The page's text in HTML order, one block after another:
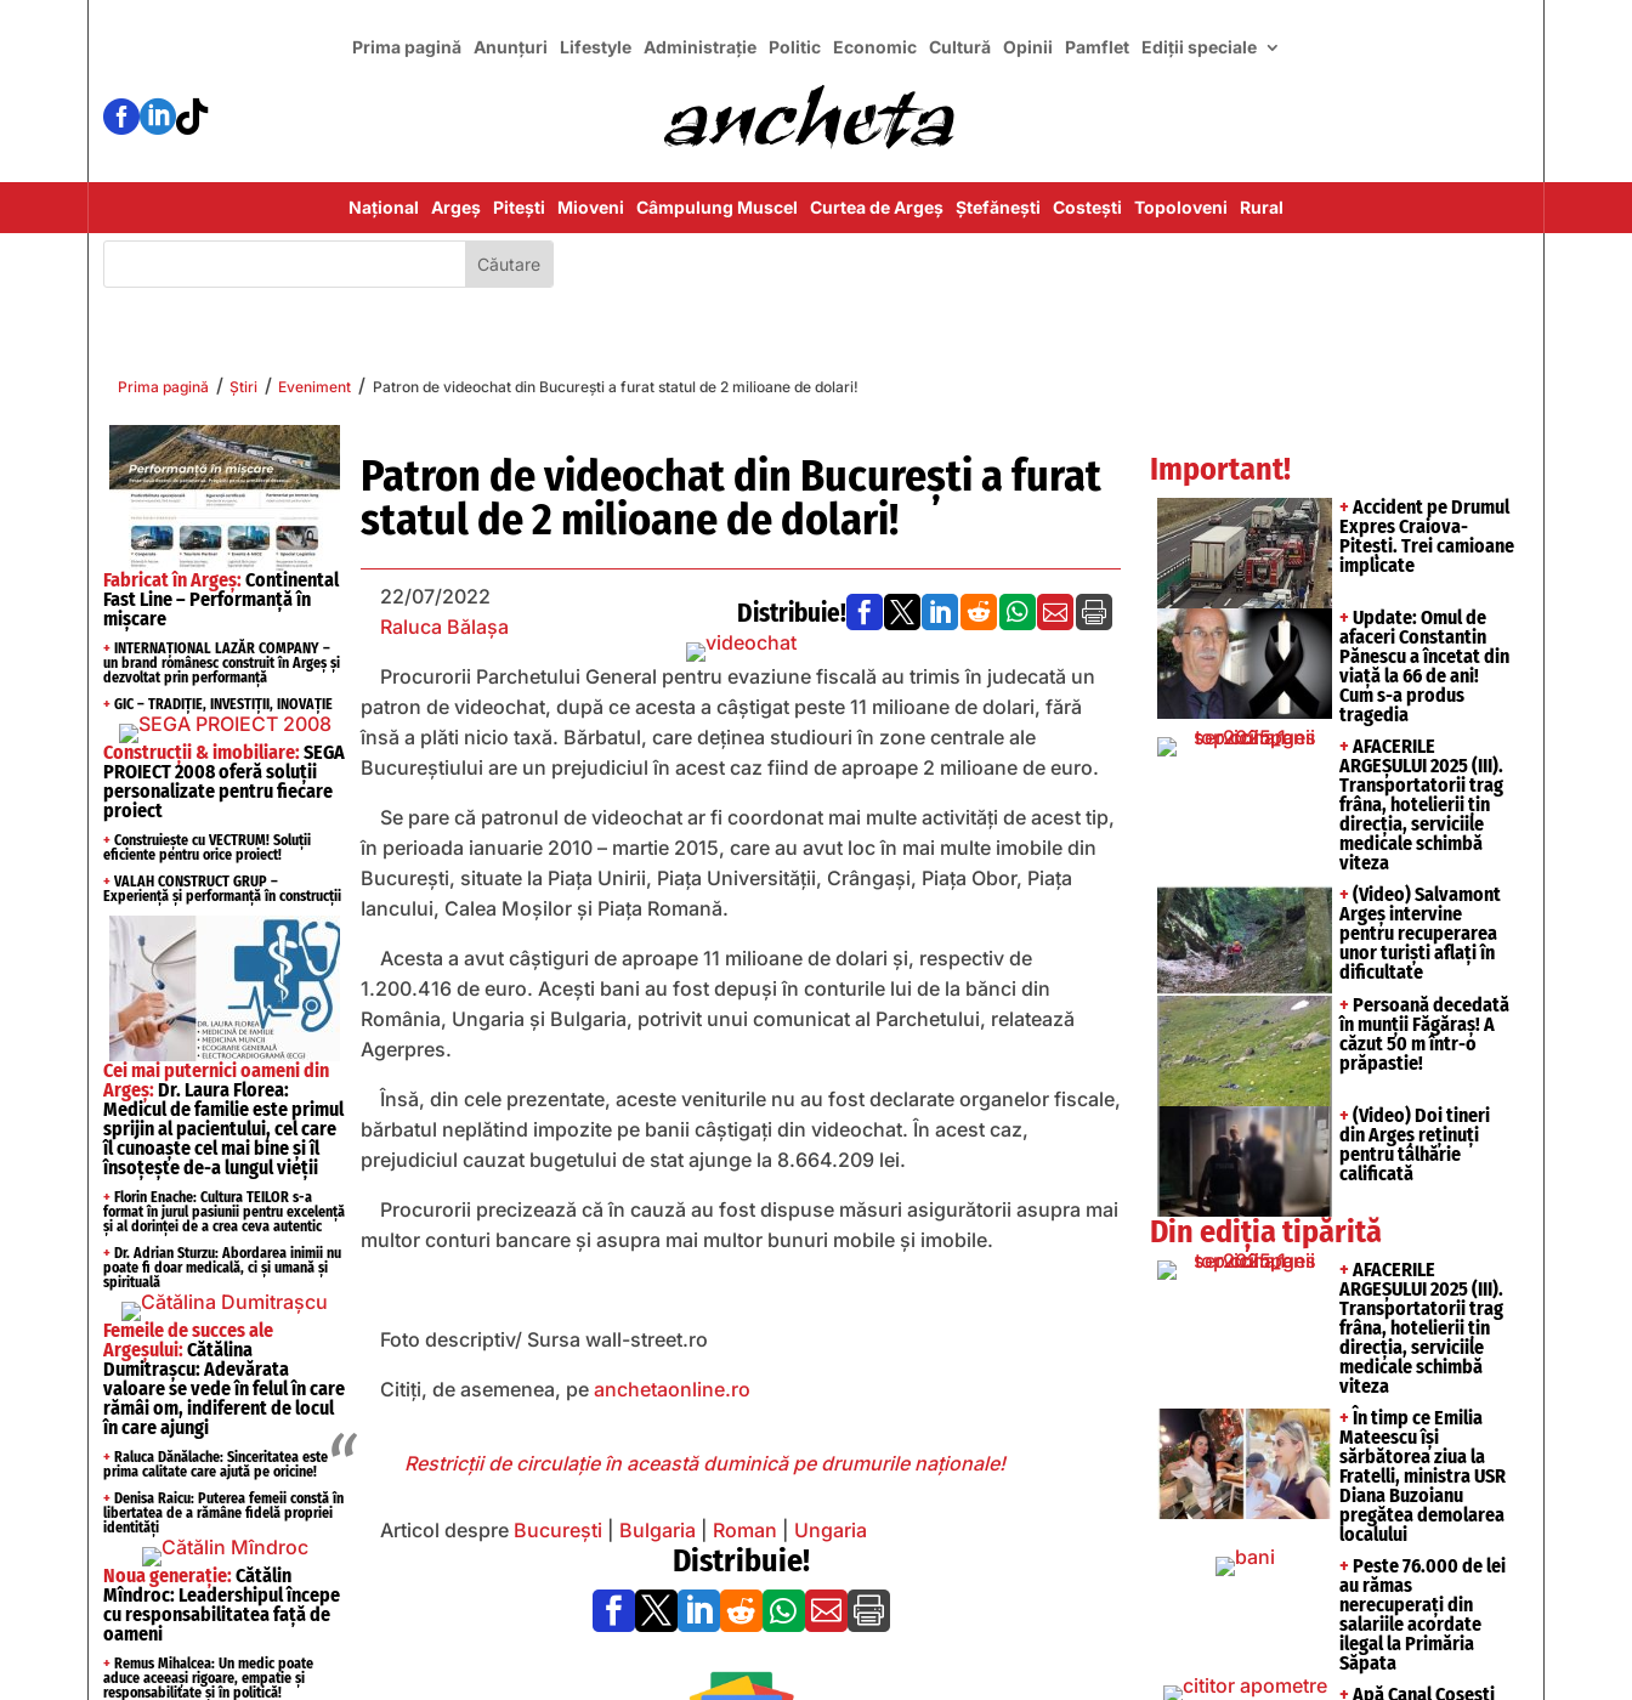
Prima pagină Anunțuri Lifestyle Administrație Politic Economic Cultură Opinii Pamflet Ediții speciale

Național Argeș Pitești Mioveni Câmpulung Muscel Curtea de Argeș Ștefănești Costești Topoloveni Rural
Prima pagină / Știri / Eveniment / Patron de videochat din București a furat statul de 2 milioane de dolari!
Fabricat în Argeș:Continental
Fast Line – Performanță în
mișcare
+ INTERNAȚIONAL LAZĂR COMPANY –
un brand românesc construit în Argeș și
dezvoltat prin performanță
+ GIC – TRADIȚIE, INVESTIȚII, INOVAȚIE
Construcții & imobiliare:SEGA
PROIECT 2008 oferă soluții
personalizate pentru fiecare
proiect
+ Construiește cu VECTRUM! Soluții
eficiente pentru orice proiect!
+ VALAH CONSTRUCT GRUP –
Experiență și performanță în construcții
Cei mai puternici oameni din
Argeș:Dr. Laura Florea:
Medicul de familie este primul
sprijin al pacientului, cel care
îl cunoaște cel mai bine și îl
însoțește de-a lungul vieții
+ Florin Enache: Cultura TEILOR s-a
format în jurul pasiunii pentru excelență
și al dorinței de a crea ceva autentic
+ Dr. Adrian Sturzu: Abordarea inimii nu
poate fi doar medicală, ci și umană și
spirituală
Femeile de succes ale
Argeșului:Cătălina
Dumitrașcu: Adevărata
valoare se vede în felul în care
rămâi om, indiferent de locul
în care ajungi
+ Raluca Dănălache: Sinceritatea este
prima calitate care ajută pe oricine!
+ Denisa Raicu: Puterea femeii constă în
libertatea de a rămâne fidelă propriei
identități
Noua generație:Cătălin
Mîndroc: Leadershipul începe
cu responsabilitatea față de
oameni
+ Remus Mihalcea: Un medic poate
aduce aceeași rigoare, empatie și
responsabilitate și în politică!
Patron de videochat din București a furat
statul de 2 milioane de dolari!
22/07/2022
Raluca Bălașa
Distribuie!       
Procurorii Parchetului General pentru evaziune fiscală au trimis în judecată un
patron de videochat, după ce acesta a câștigat peste 11 milioane de dolari, fără
însă a plăti nicio taxă. Bărbatul, care deţinea studiouri în zone centrale ale
Bucureștiului are un prejudiciul în acest caz fiind de aproape 2 milioane de euro.
Se pare că patronul de videochat ar fi coordonat mai multe activități de acest tip,
în perioada ianuarie 2010 – martie 2015, care au avut loc în mai multe imobile din
Bucureşti, situate la Piaţa Unirii, Piaţa Universităţii, Crângaşi, Piaţa Obor, Piaţa
Iancului, Calea Moşilor şi Piaţa Romană.
Acesta a avut câștiguri de aproape 11 milioane de dolari şi, respectiv de
1.200.416 de euro. Acești bani au fost depuși în conturile lui de la bănci din
România, Ungaria şi Bulgaria, potrivit unui comunicat al Parchetului, relatează
Agerpres.
Însă, din cele prezentate, aceste veniturile nu au fost declarate organelor fiscale,
bărbatul neplătind impozite pe banii câștigați din videochat. În acest caz,
prejudiciul cauzat bugetului de stat ajunge la 8.664.209 lei.
Procurorii precizează că în cauză au fost dispuse măsuri asigurătorii asupra mai
multor conturi bancare şi asupra mai multor bunuri mobile şi imobile.
Foto descriptiv/ Sursa wall-street.ro
Citiți, de asemenea, pe anchetaonline.ro
Restricții de circulație în această duminică pe drumurile naţionale!
Articol despre București Bulgaria Roman Ungaria
Distribuie!
      
Important!
+ Accident pe Drumul
Expres Craiova-
Pitești. Trei camioane
implicate
+ Update: Omul de
afaceri Constantin
Pănescu a încetat din
viață la 66 de ani!
Cum s-a produs
tragedia
+ AFACERILE
ARGEȘULUI 2025 (III).
Transportatorii trag
frâna, hotelierii țin
direcția, serviciile
medicale schimbă
viteza
+ (Video) Salvamont
Argeș intervine
pentru recuperarea
unor turişti aflaţi în
dificultate
+ Persoană decedată
în munții Făgăraș! A
căzut 50 m într-o
prăpastie!
+ (Video) Doi tineri
din Argeș reținuți
pentru tâlhărie
calificată
Din ediția tipărită
+ AFACERILE
ARGEȘULUI 2025 (III).
Transportatorii trag
frâna, hotelierii țin
direcția, serviciile
medicale schimbă
viteza
+ În timp ce Emilia
Mateescu își
sărbătorea ziua la
Fratelli, ministra USR
Diana Buzoianu
pregătea demolarea
localului
+ Peste 76.000 de lei
au rămas
nerecuperați din
salariile acordate
ilegal la Primăria
Săpata
+ Apă Canal Coșești